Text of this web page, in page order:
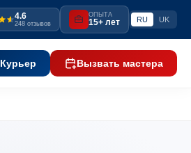
4.6
248 отзывов
ОПЫТА
15+ лет RU UK
Курьер Вызвать мастера